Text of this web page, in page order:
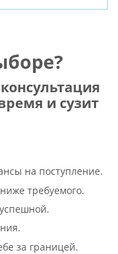
и сузит
на поступление.
требуемого.
за границей.